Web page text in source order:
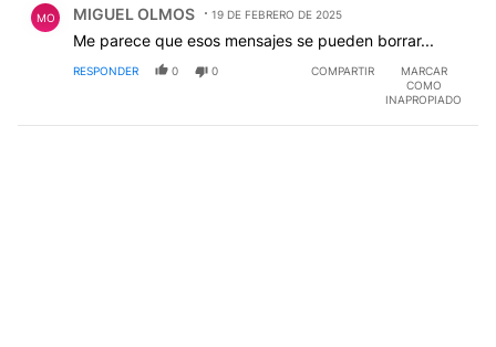
MO MIGUEL OLMOS 19 DE FEBRERO DE 2025
Me parece que esos mensajes se pueden borrar...
RESPONDER 0 0 COMPARTIR
MARCAR
COMO
INAPROPIADO